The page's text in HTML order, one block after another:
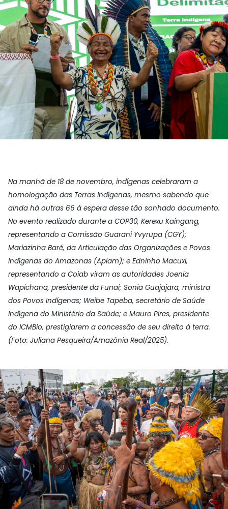
Na manhã de 18 de novembro, indígenas celebraram a
homologação das Terras Indígenas, mesmo sabendo que
ainda há outras 66 à espera desse tão sonhado documento.
No evento realizado durante a COP30, Kerexu Kaingang,
representando a Comissão Guarani Yvyrupa (CGY);
Mariazinha Baré, da Articulação das Organizações e Povos
Indígenas do Amazonas (Apiam); e Edninho Macuxi,
representando a Coiab viram as autoridades Joenia
Wapichana, presidente da Funai; Sonia Guajajara, ministra
dos Povos Indígenas; Weibe Tapeba, secretário de Saúde
Indígena do Ministério da Saúde; e Mauro Pires, presidente
do ICMBio, prestigiarem a concessão de seu direito à terra.
(Foto: Juliana Pesqueira/Amazônia Real/2025).